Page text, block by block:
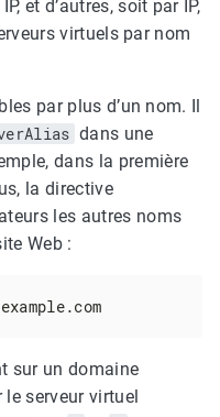
et d’autres, soit par IP,
virtuels par nom
par plus d’un nom. Il
dans une
dans la première
la directive
les autres noms
Web :
sur un domaine
serveur virtuel